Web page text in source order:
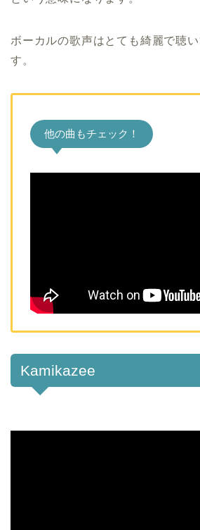
ボーカルの歌声はとても綺麗で聴
す。
他の曲もチェック！
Kamikazee